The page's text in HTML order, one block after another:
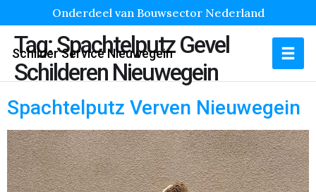
Onderdeel van Bouwsector Nederland
Schilder Service Nieuwegein
Tag:Spachtelputz Gevel
Schilderen Nieuwegein
Spachtelputz Verven Nieuwegein